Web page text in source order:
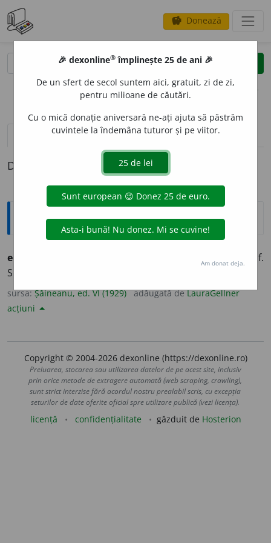
savings Donează
clear
opțiuni
definiții (1) pronunțievolume_up (4)
Definiția cu ID-ul 791512:
Explicative DEX
eden
numele paradisului pământesc, în Sf.
Scriptură;
sursa:Șăineanu, ed. VI (1929) adăugată deLauraGellner
acțiuni
Copyright © 2004-2026 dexonline (https://dexonline.ro)
Preluarea, stocarea sau utilizarea datelor de pe acest site, inclusiv
prin orice metode de extragere automată (web scraping, crawling),
sunt strict interzise fără acordul nostru prealabil scris, cu excepția
seturilor de date oferite oficial spre utilizare publică (vezi licența).
licență confidențialitate găzduit de Hosterion
🎉 dexonline® împlinește 25 de ani 🎉
De un sfert de secol suntem aici, gratuit, zi de zi,
pentru milioane de căutări.
Cu o mică donație aniversară ne-ați ajuta să păstrăm
cuvintele la îndemâna tuturor și pe viitor.
Am donat deja.